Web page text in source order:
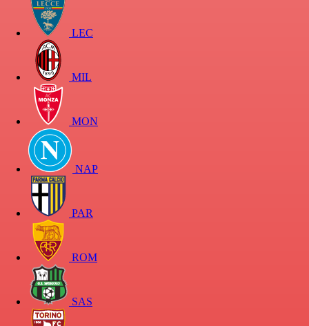
LEC
MIL
MON
NAP
PAR
ROM
SAS